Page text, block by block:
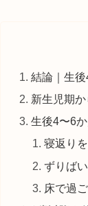
結論｜生
新生児期
生後4〜6
寝返り
ずりば
床で過